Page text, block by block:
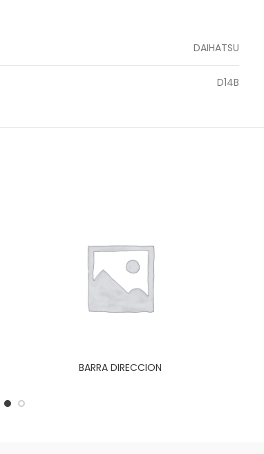
DAIHATSU
D14B
BARRA DIRECCION